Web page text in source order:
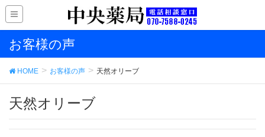
お客様の声
HOME お客様の声 天然オリーブ
天然オリーブ